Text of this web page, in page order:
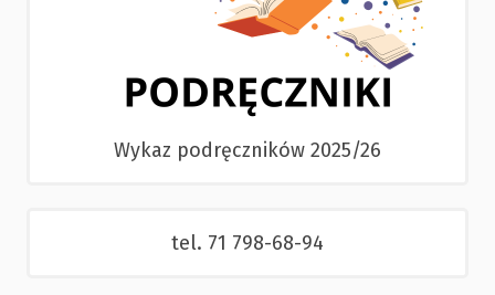
Wykaz podręczników 2025/26
tel. 71 798-68-94